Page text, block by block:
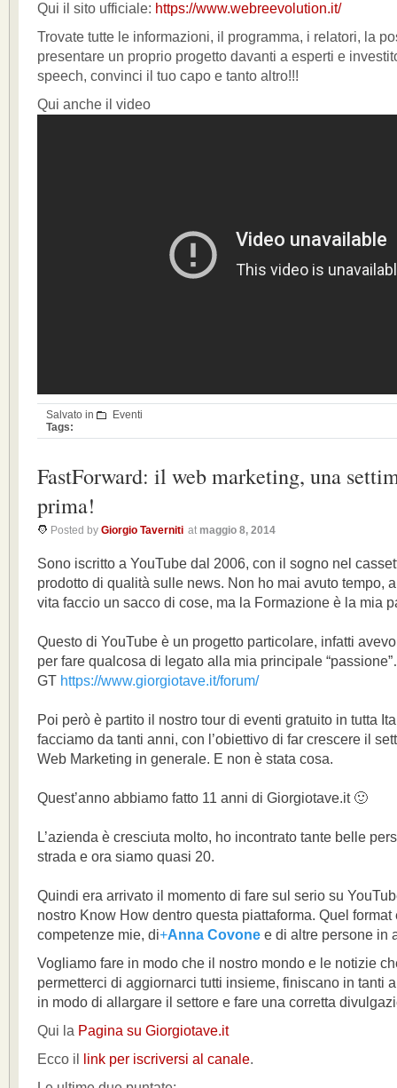
Qui il sito ufficiale: https://www.webreevolution.it/
Trovate tutte le informazioni, il programma, i relatori, la
presentare un proprio progetto davanti a esperti e
speech, convinci il tuo capo e tanto altro!!!
Qui anche il video
Salvato in
Eventi
Tags:
FastForward: il web marketing, una
prima!
Posted by Giorgio Taverniti at maggio 8, 2014
Sono iscritto a YouTube dal 2006, con il sogno nel
prodotto di qualità sulle news. Non ho mai avuto tempo,
vita faccio un sacco di cose, ma la Formazione è la mia
Questo di YouTube è un progetto particolare, infatti
per fare qualcosa di legato alla mia principale
GT https://www.giorgiotave.it/forum/
Poi però è partito il nostro tour di eventi gratuito in tutta
facciamo da tanti anni, con l’obiettivo di far crescere il
Web Marketing in generale. E non è stata cosa.
Quest’anno abbiamo fatto 11 anni di Giorgiotave.it 🙂
L’azienda è cresciuta molto, ho incontrato tante belle
strada e ora siamo quasi 20.
Quindi era arrivato il momento di fare sul serio su
nostro Know How dentro questa piattaforma. Quel format
competenze mie, di+Anna Covone e di altre persone in
Vogliamo fare in modo che il nostro mondo e le notizie
permetterci di aggiornarci tutti insieme, finiscano in tanti
in modo di allargare il settore e fare una corretta
Qui la Pagina su Giorgiotave.it
Ecco il
link per iscriversi al canale.